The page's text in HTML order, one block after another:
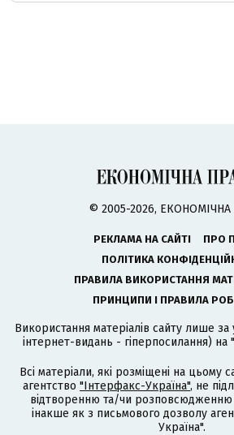
© 2005-2026,
РЕКЛАМА НА САЙТІ
ПРО
ПОЛІТИКА
ПРАВИЛА ВИКОРИСТАННЯ
ПРИНЦИПИ І ПРАВИЛА
Використання матеріалів сайту лише
інтернет-видань - гіперпосилання) на
Всі матеріали, які розміщені на цьому
агентство "Інтерфакс-Україна", не
відтворенню та/чи розповсюдженню
інакше як з письмового дозволу
Україна".